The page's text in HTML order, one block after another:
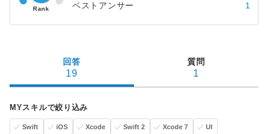
ベストアンサー
1
回答
19
質問
1
MYスキルで絞り込み
Swift iOS Xcode Swift 2 Xcode 7 UI